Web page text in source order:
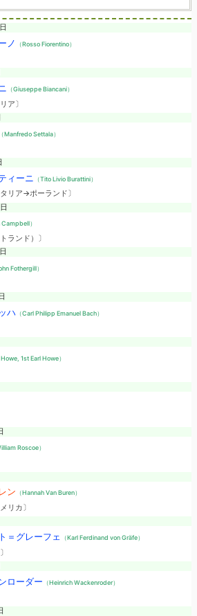
ノ （Rosso Fiorentino）
（Giuseppe Biancani）
ア〕
（Manfredo Settala）
ィーニ （Tito Livio Burattini）
リア→ポーランド〕
）
ランド）〕
Fothergill）
ハ （Carl Philipp Emanuel Bach）
Howe, 1st Earl Howe）
Roscoe）
ン （Hannah Van Buren）
リカ〕
＝グレーフェ （Karl Ferdinand von Gräfe）
ローダー （Heinrich Wackenroder）